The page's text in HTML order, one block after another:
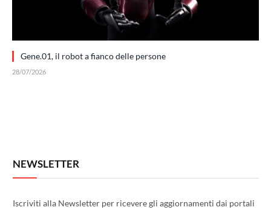
Gene.01, il robot a fianco delle persone
28/07/2026
NEWSLETTER
Iscriviti alla Newsletter per ricevere gli aggiornamenti dai portali